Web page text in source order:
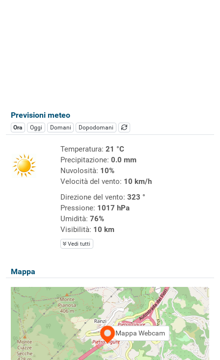
Previsioni meteo
Ora Oggi Domani Dopodomani
Temperatura: 21 °C
Precipitazione: 0.0 mm
Nuvolosità: 10%
Velocità del vento: 10 km/h
Direzione del vento: 323 °
Pressione: 1017 hPa
Umidità: 76%
Visibilità: 10 km
Vedi tutti
Mappa
Mappa Webcam